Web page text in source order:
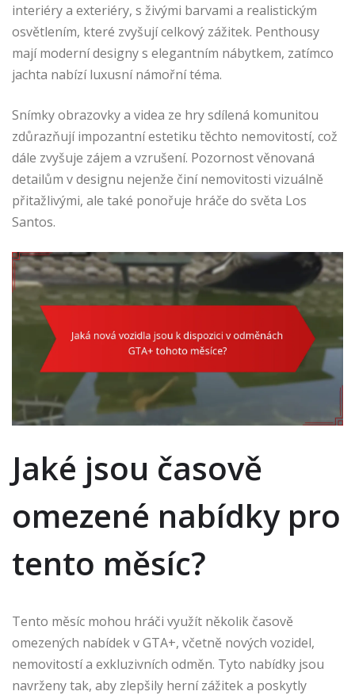
interiéry a exteriéry, s živými barvami a realistickým
osvětlením, které zvyšují celkový zážitek. Penthousy
mají moderní designy s elegantním nábytkem, zatímco
jachta nabízí luxusní námořní téma.
Snímky obrazovky a videa ze hry sdílená komunitou
zdůrazňují impozantní estetiku těchto nemovitostí, což
dále zvyšuje zájem a vzrušení. Pozornost věnovaná
detailům v designu nejenže činí nemovitosti vizuálně
přitažlivými, ale také ponořuje hráče do světa Los
Santos.
Jaké jsou časově
omezené nabídky pro
tento měsíc?
Tento měsíc mohou hráči využít několik časově
omezených nabídek v GTA+, včetně nových vozidel,
nemovitostí a exkluzivních odměn. Tyto nabídky jsou
navrženy tak, aby zlepšily herní zážitek a poskytly